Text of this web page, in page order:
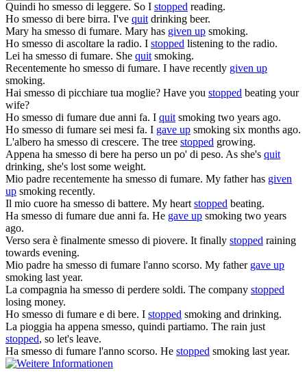
Quindi ho smesso di leggere. So I stopped reading.
Ho smesso di bere birra. I've quitdrinking beer.
Mary ha smesso di fumare. Mary has given up smoking.
Ho smesso di ascoltare la radio. I stopped listening to the radio.
Lei ha smesso di fumare. She quitsmoking.
Recentemente ho smesso di fumare. I have recently given up
smoking.
Hai smesso di picchiare tua moglie? Have you stopped beating your
wife?
Ho smesso di fumare due anni fa. I quitsmoking two years ago.
Ho smesso di fumare sei mesi fa. I gave up smoking six months ago.
L'albero ha smesso di crescere. The tree stopped growing.
Appena ha smesso di bere ha perso un po' di peso. As she's quit
drinking, she's lost some weight.
Mio padre recentemente ha smesso di fumare. My father has given
up smoking recently.
Il mio cuore ha smesso di battere. My heartstopped beating.
Ha smesso di fumare due anni fa. He gave up smoking two years
ago.
Verso sera è finalmente smesso di piovere. It finally stopped raining
towards evening.
Mio padre ha smesso di fumare l'anno scorso. My father gave up
smoking last year.
La compagnia ha smesso di perdere soldi. The company stopped
losing money.
Ho smesso di fumare e di bere. I stopped smoking and drinking.
La pioggia ha appena smesso, quindi partiamo. The rain just
stopped, so let's leave.
Ha smesso di fumare l'anno scorso. He stopped smoking last year.